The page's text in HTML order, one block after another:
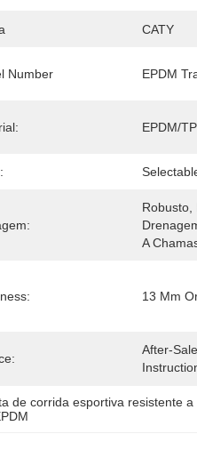
CATY
Number EPDM
EPDM/
Robusto,
A
13 Mm
After-
de corrida esportiva resistente a